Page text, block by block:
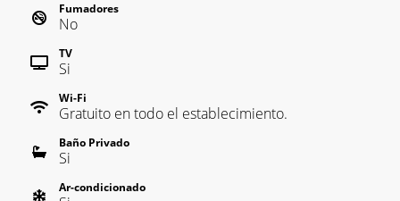
Fumadores
No
TV
Si
Wi-Fi
Gratuito en todo el establecimiento.
Baño Privado
Si
Ar-condicionado